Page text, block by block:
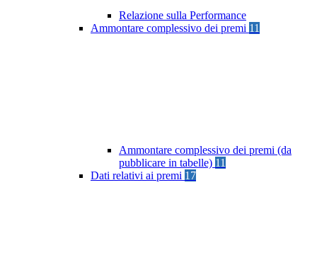
Relazione sulla Performance
Ammontare complessivo dei premi 11
Ammontare complessivo dei premi (da
pubblicare in tabelle) 11
Dati relativi ai premi 17